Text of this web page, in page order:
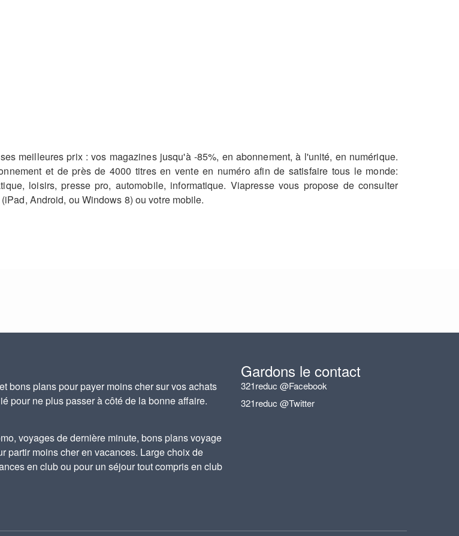
meilleures prix : vos magazines jusqu'à -85%, en abonnement, à l'unité, en numérique.
et de près de 4000 titres en vente en numéro afin de satisfaire tous le monde:
loisirs, presse pro, automobile, informatique. Viapresse vous propose de consulter
Android, ou Windows 8) ou votre mobile.
bons plans pour payer moins cher sur vos achats
pour ne plus passer à côté de la bonne affaire.
voyages de dernière minute, bons plans voyage
partir moins cher en vacances. Large choix de
en club ou pour un séjour tout compris en club
Gardons le contact
321reduc @Facebook
321reduc @Twitter